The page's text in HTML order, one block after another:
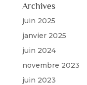
Archives
juin 2025
janvier 2025
juin 2024
novembre 2023
juin 2023